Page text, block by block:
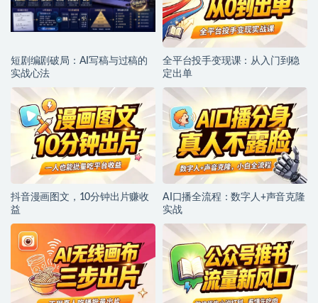
短剧编剧破局：AI写稿与过稿的
实战心法
全平台投手变现课：从入门到稳
定出单
抖音漫画图文，10分钟出片赚收
益
AI口播全流程：数字人+声音克隆
实战